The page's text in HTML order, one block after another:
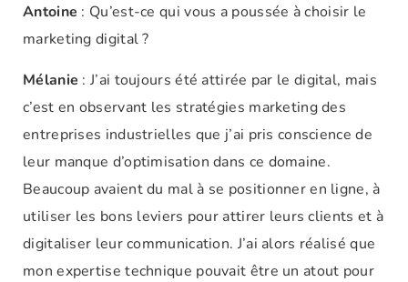
Antoine : Qu’est-ce qui vous a poussée à choisir le
marketing digital ?
Mélanie : J’ai toujours été attirée par le digital, mais
c’est en observant les stratégies marketing des
entreprises industrielles que j’ai pris conscience de
leur manque d’optimisation dans ce domaine.
Beaucoup avaient du mal à se positionner en ligne, à
utiliser les bons leviers pour attirer leurs clients et à
digitaliser leur communication. J’ai alors réalisé que
mon expertise technique pouvait être un atout pour